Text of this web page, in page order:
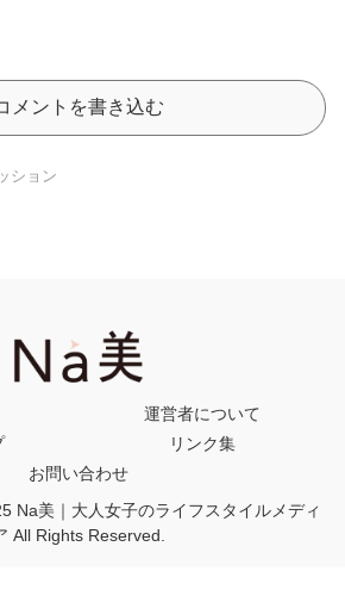
メントを書き込む
ション
運営者について
リンク集
お問い合わせ
Na美｜大人女子のライフスタイルメディ
All Rights Reserved.